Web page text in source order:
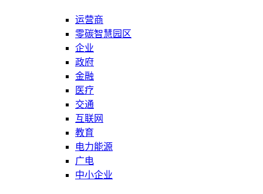
运营商
零碳智慧园区
企业
政府
金融
医疗
交通
互联网
教育
电力能源
广电
中小企业